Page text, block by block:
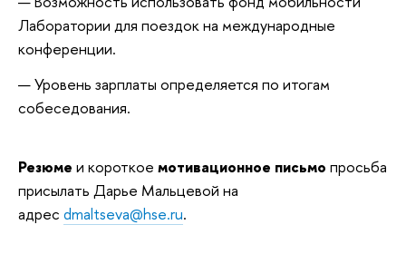
Лаборатории для поездок на международные
конференции.
Уровень зарплаты определяется по итогам
собеседования.
Резюме и короткое мотивационное письмо просьба
присылать Дарье Мальцевой на
адрес dmaltseva@hse.ru.